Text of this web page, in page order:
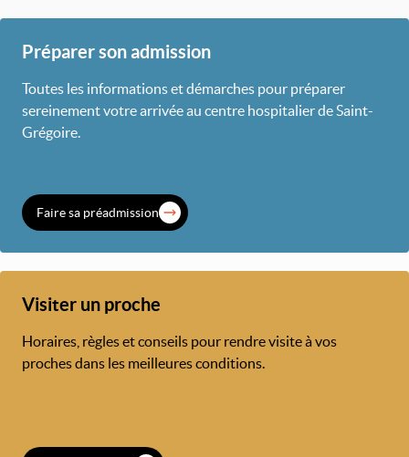
Préparer son admission
Toutes les informations et démarches pour préparer
sereinement votre arrivée au centre hospitalier de Saint-
Grégoire.
Faire sa préadmission
Visiter un proche
Horaires, règles et conseils pour rendre visite à vos
proches dans les meilleures conditions.